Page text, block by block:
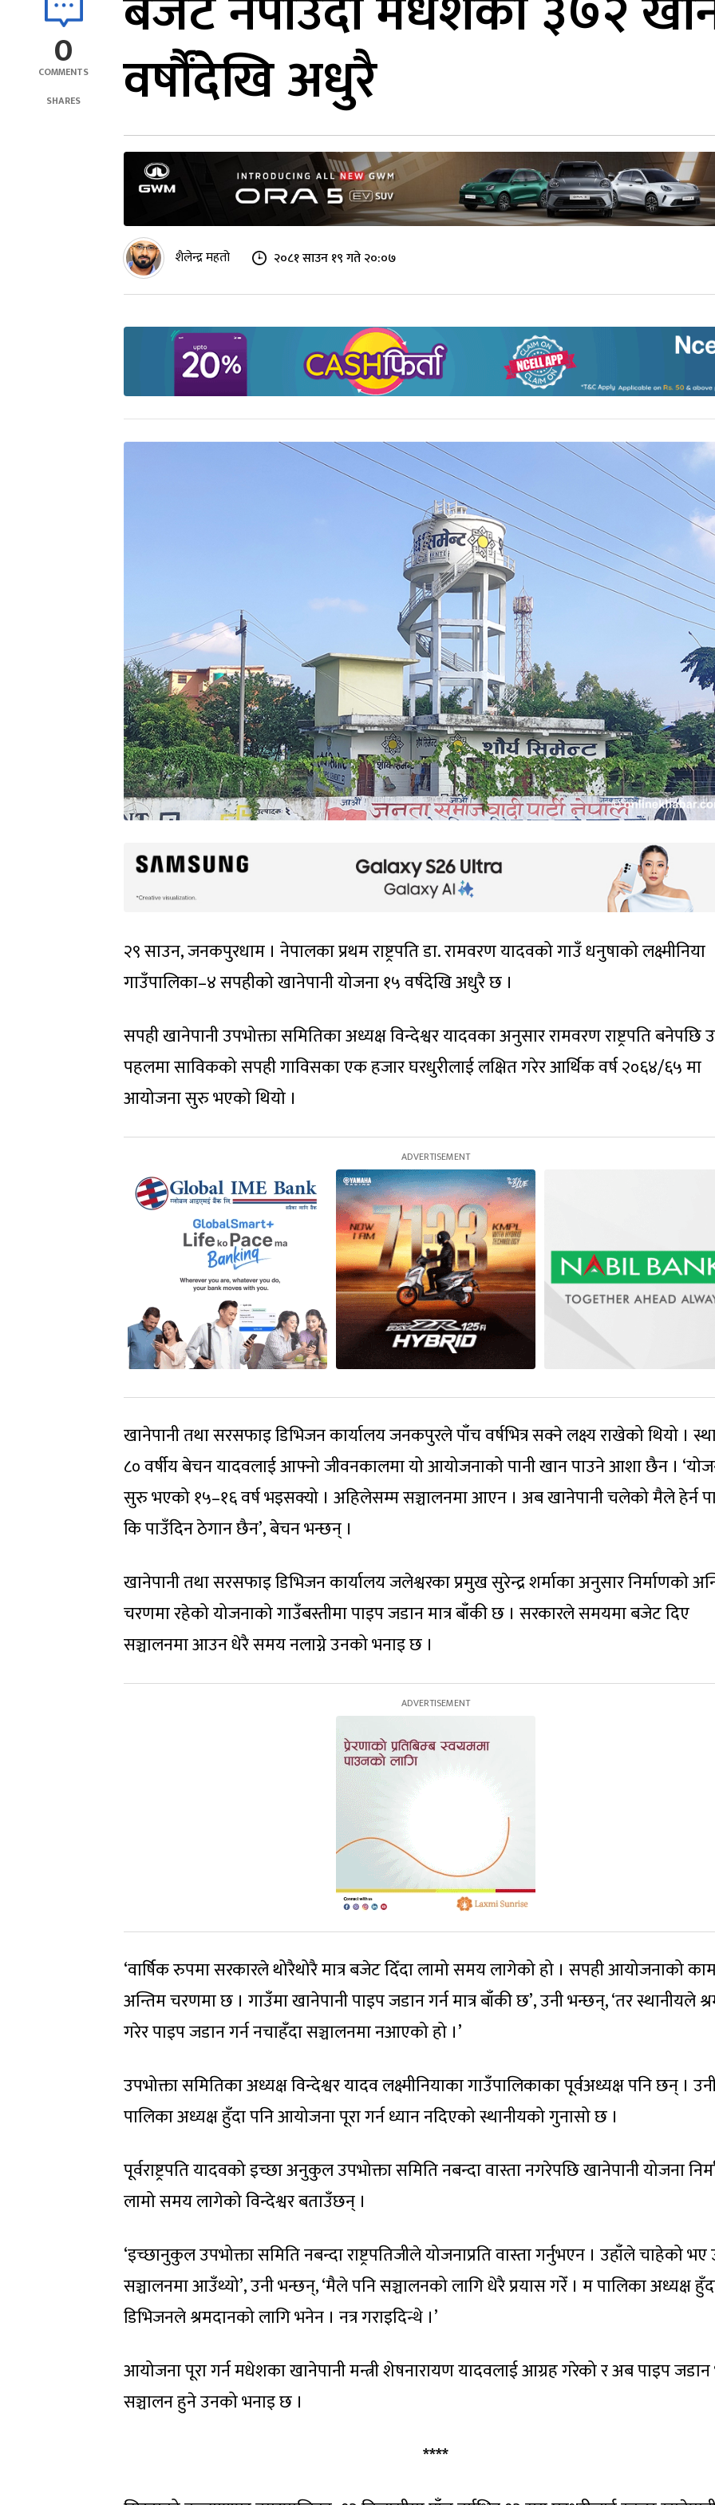
0
COMMENTS
SHARES
वर्षौंदेखि अधुरै
शैलेन्द्र महतो २०८१ साउन १९ गते २०:०७
२९ साउन, जनकपुरधाम । नेपालका प्रथम राष्ट्रपति डा. रामवरण यादवको गाउँ धनुषाको लक्ष्मीनिया
गाउँपालिका–४ सपहीको खानेपानी योजना १५ वर्षदेखि अधुरै छ ।
सपही खानेपानी उपभोक्ता समितिका अध्यक्ष विन्देश्वर यादवका अनुसार रामवरण राष्ट्रपति
पहलमा साविकको सपही गाविसका एक हजार घरधुरीलाई लक्षित गरेर आर्थिक वर्ष २०६४/६५ मा
आयोजना सुरु भएको थियो ।
खानेपानी तथा सरसफाइ डिभिजन कार्यालय जनकपुरले पाँच वर्षभित्र सक्ने लक्ष्य राखेको थियो ।
८० वर्षीय बेचन यादवलाई आफ्नो जीवनकालमा यो आयोजनाको पानी खान पाउने आशा छैन ।
सुरु भएको १५–१६ वर्ष भइसक्यो । अहिलेसम्म सञ्चालनमा आएन । अब खानेपानी चलेको मैले हेर्न
कि पाउँदिन ठेगान छैन’, बेचन भन्छन् ।
खानेपानी तथा सरसफाइ डिभिजन कार्यालय जलेश्वरका प्रमुख सुरेन्द्र शर्माका अनुसार निर्माणको
चरणमा रहेको योजनाको गाउँबस्तीमा पाइप जडान मात्र बाँकी छ । सरकारले समयमा बजेट दिए
सञ्चालनमा आउन धेरै समय नलाग्ने उनको भनाइ छ ।
‘वार्षिक रुपमा सरकारले थोरैथोरै मात्र बजेट दिँदा लामो समय लागेको हो । सपही आयोजनाको
अन्तिम चरणमा छ । गाउँमा खानेपानी पाइप जडान गर्न मात्र बाँकी छ’, उनी भन्छन्, ‘तर स्थानीयले
गरेर पाइप जडान गर्न नचाहँदा सञ्चालनमा नआएको हो ।’
उपभोक्ता समितिका अध्यक्ष विन्देश्वर यादव लक्ष्मीनियाका गाउँपालिकाका पूर्वअध्यक्ष पनि छन् ।
पालिका अध्यक्ष हुँदा पनि आयोजना पूरा गर्न ध्यान नदिएको स्थानीयको गुनासो छ ।
पूर्वराष्ट्रपति यादवको इच्छा अनुकुल उपभोक्ता समिति नबन्दा वास्ता नगरेपछि खानेपानी योजना
लामो समय लागेको विन्देश्वर बताउँछन् ।
‘इच्छानुकुल उपभोक्ता समिति नबन्दा राष्ट्रपतिजीले योजनाप्रति वास्ता गर्नुभएन । उहाँले चाहेको
सञ्चालनमा आउँथ्यो’, उनी भन्छन्, ‘मैले पनि सञ्चालनको लागि धेरै प्रयास गरेँ । म पालिका अध्यक्ष
डिभिजनले श्रमदानको लागि भनेन । नत्र गराइदिन्थे ।’
आयोजना पूरा गर्न मधेशका खानेपानी मन्त्री शेषनारायण यादवलाई आग्रह गरेको र अब पाइप
सञ्चालन हुने उनको भनाइ छ ।
****